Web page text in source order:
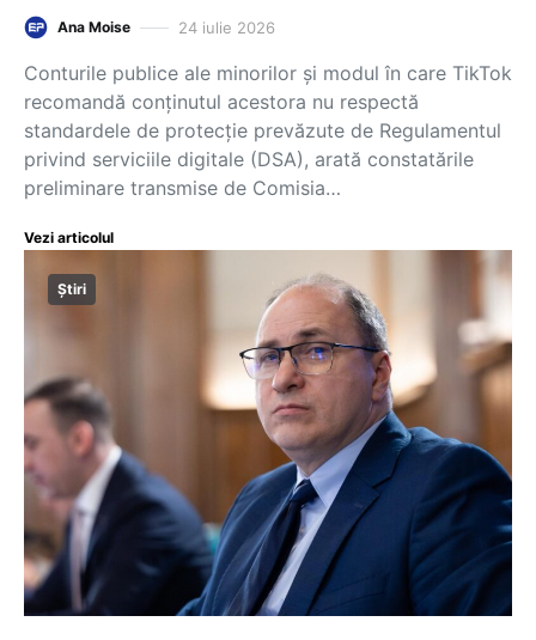
Ana Moise 24 iulie 2026
Conturile publice ale minorilor și modul în care TikTok
recomandă conținutul acestora nu respectă
standardele de protecție prevăzute de Regulamentul
privind serviciile digitale (DSA), arată constatările
preliminare transmise de Comisia…
Vezi articolul
Știri